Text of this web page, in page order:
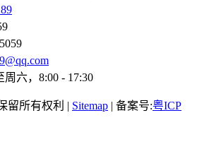
六，8:00 - 17:30
留所有权利 | Sitemap | 备案号:粤ICP